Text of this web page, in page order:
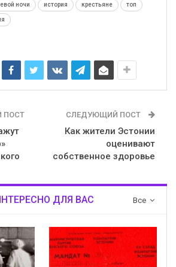
ночи история крестьяне топ
ПОСТ СЛЕДУЮЩИЙ ПОСТ
Как жители Эстонии
оценивают
собственное здоровье
Все
ДЛЯ ВАС